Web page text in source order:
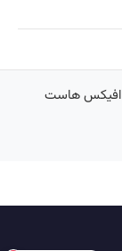
افیکس هاست